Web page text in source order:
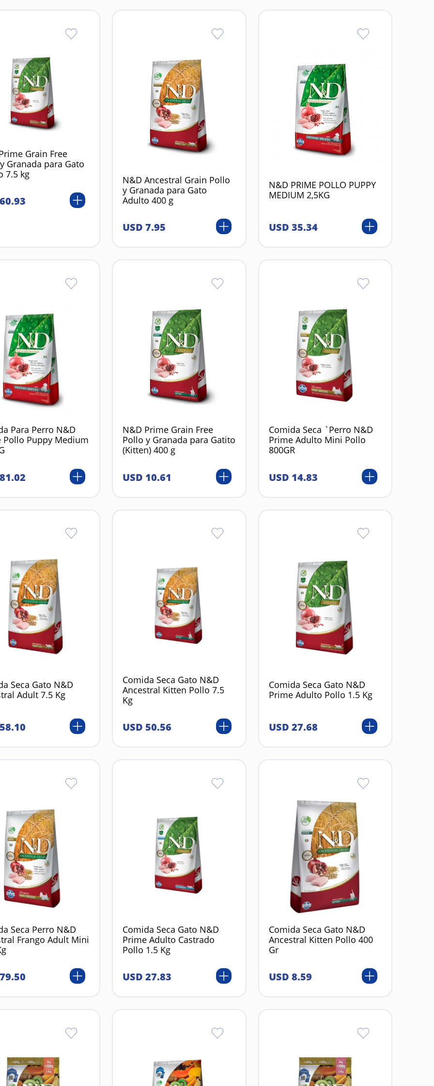
Grain Free
Granada para Gato
7.5 kg
60.93
N&D Ancestral Grain Pollo
y Granada para Gato
Adulto 400 g
USD 7.95
N&D PRIME POLLO PUPPY
MEDIUM 2,5KG
USD 35.34
Para Perro N&D
Pollo Puppy Medium
81.02
N&D Prime Grain Free
Pollo y Granada para Gatito
(Kitten) 400 g
USD 10.61
Comida Seca `Perro N&D
Prime Adulto Mini Pollo
800GR
USD 14.83
Seca Gato N&D
Adult 7.5 Kg
58.10
Comida Seca Gato N&D
Ancestral Kitten Pollo 7.5
Kg
USD 50.56
Comida Seca Gato N&D
Prime Adulto Pollo 1.5 Kg
USD 27.68
Seca Perro N&D
Frango Adult Mini
79.50
Comida Seca Gato N&D
Prime Adulto Castrado
Pollo 1.5 Kg
USD 27.83
Comida Seca Gato N&D
Ancestral Kitten Pollo 400
Gr
USD 8.59